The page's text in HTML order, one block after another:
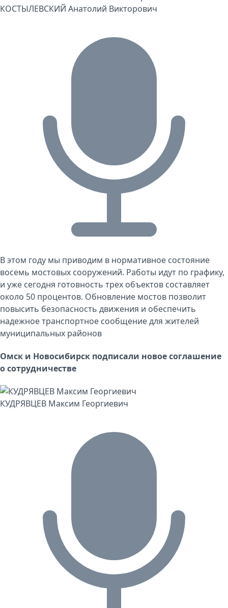
КОСТЫЛЕВСКИЙ Анатолий Викторович
В этом году мы приводим в нормативное состояние
восемь мостовых сооружений. Работы идут по графику,
и уже сегодня готовность трех объектов составляет
около 50 процентов. Обновление мостов позволит
повысить безопасность движения и обеспечить
надежное транспортное сообщение для жителей
муниципальных районов
Омск и Новосибирск подписали новое соглашение
о сотрудничестве
КУДРЯВЦЕВ Максим Георгиевич